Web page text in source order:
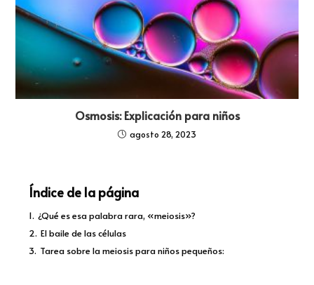
Osmosis: Explicación para niños
agosto 28, 2023
Índice de la página
1. ¿Qué es esa palabra rara, «meiosis»?
2. El baile de las células
3. Tarea sobre la meiosis para niños pequeños: